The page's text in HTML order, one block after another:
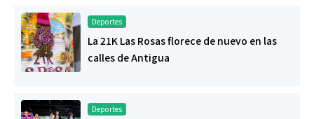
Deportes
La 21K Las Rosas florece de nuevo en las
calles de Antigua
Deportes